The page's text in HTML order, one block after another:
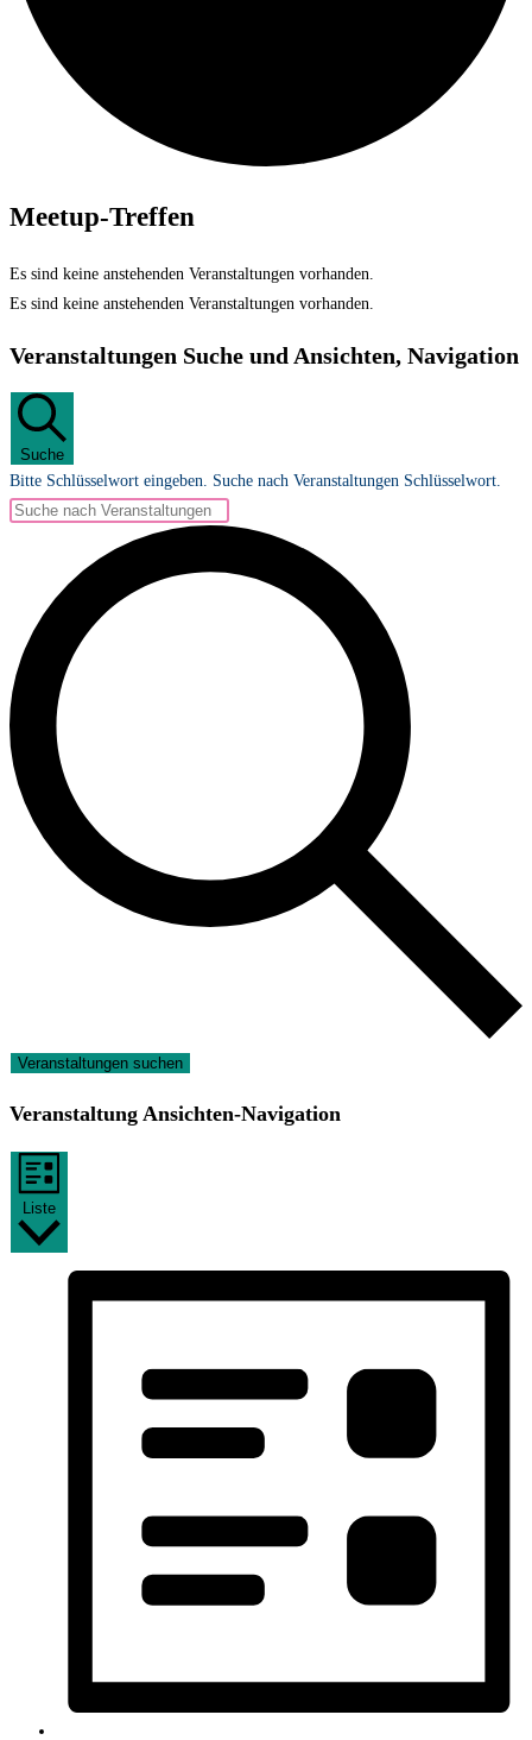
Meetup-Treffen
Es sind keine anstehenden Veranstaltungen vorhanden.
Es sind keine anstehenden Veranstaltungen vorhanden.
Veranstaltungen Suche und Ansichten, Navigation
Suche
Bitte Schlüsselwort eingeben. Suche nach Veranstaltungen Schlüsselwort.
Veranstaltungen suchen
Veranstaltung Ansichten-Navigation
Liste